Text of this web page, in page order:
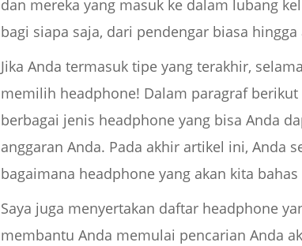
dan mereka yang masuk ke dalam lubang
bagi siapa saja, dari pendengar biasa
Jika Anda termasuk tipe yang terakhir,
memilih headphone! Dalam paragraf
berbagai jenis headphone yang bisa Anda
anggaran Anda. Pada akhir artikel ini, Anda
bagaimana headphone yang akan kita
Saya juga menyertakan daftar headphone
membantu Anda memulai pencarian Anda